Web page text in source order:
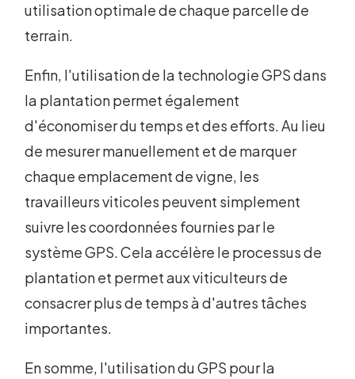
utilisation optimale de chaque parcelle de
terrain.
Enfin, l'utilisation de la technologie GPS dans
la plantation permet également
d'économiser du temps et des efforts. Au lieu
de mesurer manuellement et de marquer
chaque emplacement de vigne, les
travailleurs viticoles peuvent simplement
suivre les coordonnées fournies par le
système GPS. Cela accélère le processus de
plantation et permet aux viticulteurs de
consacrer plus de temps à d'autres tâches
importantes.
En somme, l'utilisation du GPS pour la